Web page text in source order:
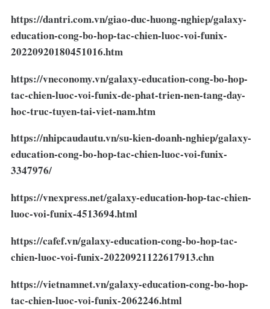
https://dantri.com.vn/giao-duc-huong-nghiep/galaxy-
education-cong-bo-hop-tac-chien-luoc-voi-funix-
20220920180451016.htm
https://vneconomy.vn/galaxy-education-cong-bo-hop-
tac-chien-luoc-voi-funix-de-phat-trien-nen-tang-day-
hoc-truc-tuyen-tai-viet-nam.htm
https://nhipcaudautu.vn/su-kien-doanh-nghiep/galaxy-
education-cong-bo-hop-tac-chien-luoc-voi-funix-
3347976/
https://vnexpress.net/galaxy-education-hop-tac-chien-
luoc-voi-funix-4513694.html
https://cafef.vn/galaxy-education-cong-bo-hop-tac-
chien-luoc-voi-funix-20220921122617913.chn
https://vietnamnet.vn/galaxy-education-cong-bo-hop-
tac-chien-luoc-voi-funix-2062246.html